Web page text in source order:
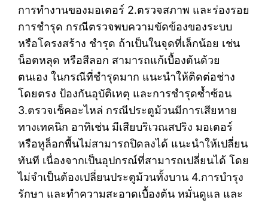
การทำงานของมอเตอร์ 2.ตรวจสภาพ และร่องรอย
การชำรุด กรณีตรวจพบความขัดข้องของระบบ
หรือโครงสร้าง ชำรุด ถ้าเป็นในจุดที่เล็กน้อย เช่น
น็อตหลุด หรือสีลอก สามารถแก้เบื้องต้นด้วย
ตนเอง ในกรณีที่ชำรุดมาก แนะนำให้ติดต่อช่าง
โดยตรง ป้องกันอุบัติเหตุ และการชำรุดซ้ำซ้อน
3.ตรวจเช็คอะไหล่ กรณีประตูม้วนมีการเสียหาย
ทางเทคนิก อาทิเช่น มีเสียบริเวณสปริง มอเตอร์
หรือหูล็อกพื้นไม่สามารถปิดลงได้ แนะนำให้เปลี่ยน
ทันที เนื่องจากเป็นอุปกรณ์ที่สามารถเปลี่ยนได้ โดย
ไม่จำเป็นต้องเปลี่ยนประตูม้วนทั้งบาน 4.การบำรุง
รักษา และทำความสะอาดเบื้องต้น หมั่นดูแล และ